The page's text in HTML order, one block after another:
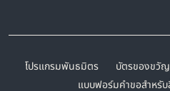
โปรแกรมพันธมิตร บัตรของขวัญ
แบบฟอร์มคำขอสำหรั